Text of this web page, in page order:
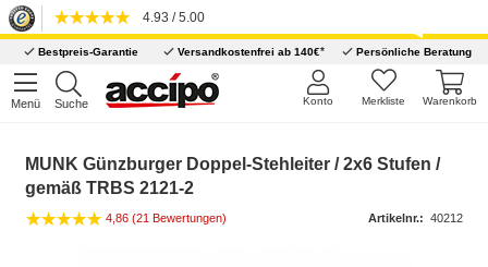
4.93 / 5.00
Bestpreis-Garantie Versandkostenfrei ab 140€* Persönliche Beratung
Menü Suche Warenkorb
Merkliste
Konto
MUNK Günzburger Doppel-Stehleiter / 2x6 Stufen /
gemäß TRBS 2121-2
4,86 (21 Bewertungen) Artikelnr.: 40212